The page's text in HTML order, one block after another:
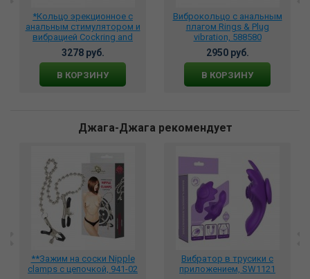
*Кольцо эрекционное с
анальным стимулятором и
вибрацией Cockring and
Anal Pleasure, SEM-55060
3278 руб.
В КОРЗИНУ
Виброкольцо с анальным
плагом Rings & Plug
vibration, 588580
2950 руб.
В КОРЗИНУ
Джага-Джага рекомендует
**Зажим на соски Nipple
clamps с цепочкой, 941-02
Вибратор в трусики с
приложением, SW1121